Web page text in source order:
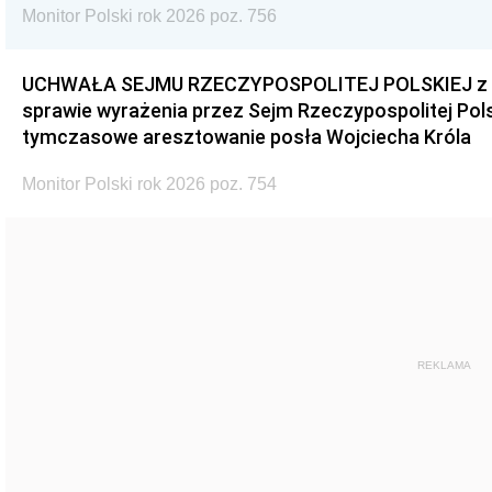
Monitor Polski rok 2026 poz. 756
UCHWAŁA SEJMU RZECZYPOSPOLITEJ POLSKIEJ
sprawie wyrażenia przez Sejm Rzeczypospolitej
tymczasowe aresztowanie posła Wojciecha Króla
Monitor Polski rok 2026 poz. 754
REKLAMA